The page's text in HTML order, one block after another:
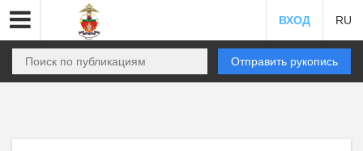
ВХОД RU
Отправить рукопись